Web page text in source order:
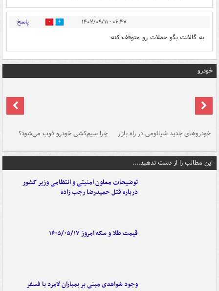
۰۶:۴۷ - ۱۴۰۲/۰۹/۱۱ 0 پاسخ
به گالانت بگو حملات رو متوقف کنه
خودرو
خودروهای جدید شیائومی در راه بازار چرا سیم‌کشی خودرو ذوب می‌شود؟
این مطالب را از دست ندهید....
توضیحات معاون امنیتی و انتظامی وزیر کشور
درباره قتل حمیدرضا رجب زاده
قیمت طلا و سکه امروز ۱۴۰۵/۰۵/۱۷
وجود شواهدی مبنی بر بمباران لامرد با فسفر